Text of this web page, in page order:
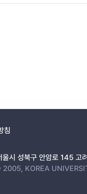
침
시 성북구 안암로 145 고
KOREA